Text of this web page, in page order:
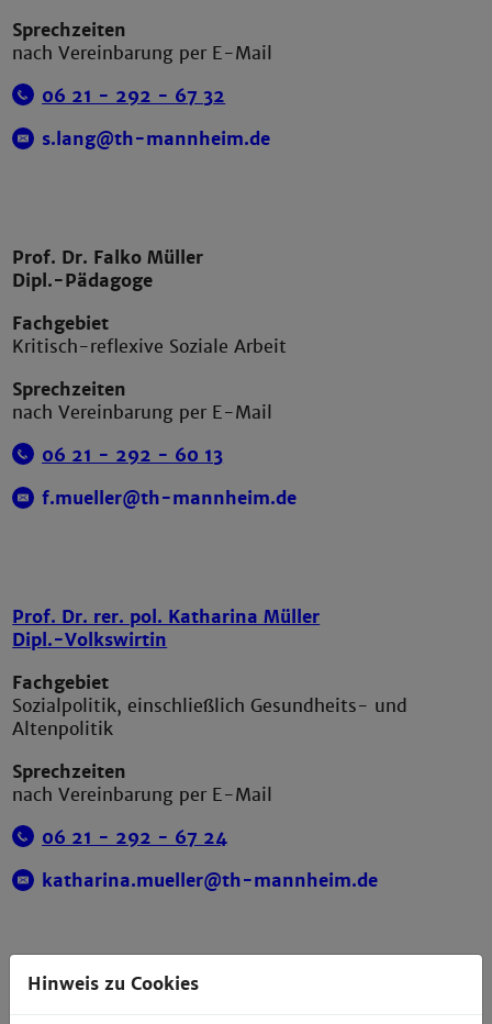
Sprechzeiten
nach Vereinbarung per E-Mail
06 21 - 292 - 67 32
s.lang@th-mannheim.de
Prof. Dr. Falko Müller
Dipl.-Pädagoge
Fachgebiet
Kritisch-reflexive Soziale Arbeit
Sprechzeiten
nach Vereinbarung per E-Mail
06 21 - 292 - 60 13
f.mueller@th-mannheim.de
Prof. Dr. rer. pol. Katharina Müller
Dipl.-Volkswirtin
Fachgebiet
Sozialpolitik, einschließlich Gesundheits- und
Altenpolitik
Sprechzeiten
nach Vereinbarung per E-Mail
06 21 - 292 - 67 24
katharina.mueller@th-mannheim.de
Hinweis zu Cookies